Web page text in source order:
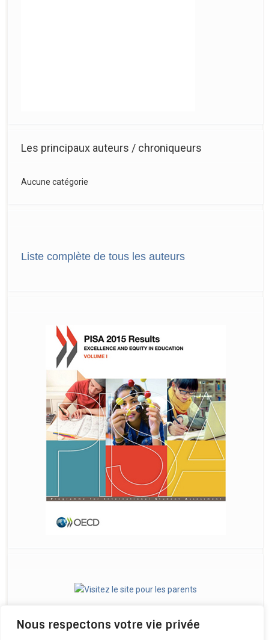
Nous respectons votre vie privée
Les principaux auteurs / chroniqueurs
Aucune catégorie
Liste complète de tous les auteurs